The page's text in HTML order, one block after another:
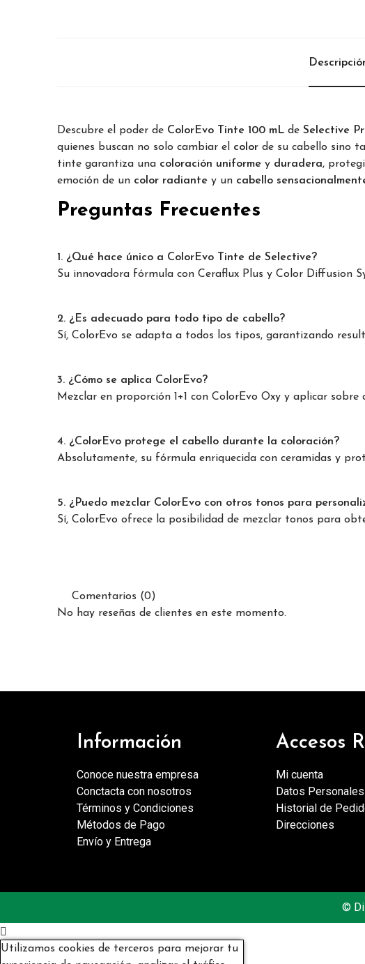
Descubre el poder de ColorEvo Tinte 100 mL de Selective
quienes buscan no solo cambiar el color de su cabello sino
tinte garantiza una coloración uniforme y duradera,
emoción de un color radiante y un cabello
Preguntas Frecuentes
1. ¿Qué hace único a ColorEvo Tinte de Selective?
Su innovadora fórmula con Ceraflux Plus y Color Diffusion
2. ¿Es adecuado para todo tipo de cabello?
Sí, ColorEvo se adapta a todos los tipos, garantizando
3. ¿Cómo se aplica ColorEvo?
Mezclar en proporción 1+1 con ColorEvo Oxy y aplicar
4. ¿ColorEvo protege el cabello durante la coloración?
Absolutamente, su fórmula enriquecida con ceramidas y
5. ¿Puedo mezclar ColorEvo con otros tonos para
Sí, ColorEvo ofrece la posibilidad de mezclar tonos para
Comentarios (0)
No hay reseñas de clientes en este momento.
Información
Conoce nuestra empresa
Conctacta con nosotros
Términos y Condiciones
Métodos de Pago
Envío y Entrega
Accesos
Mi cuenta
Datos Personales
Historial de
Direcciones
©

Utilizamos cookies de terceros para mejorar tu